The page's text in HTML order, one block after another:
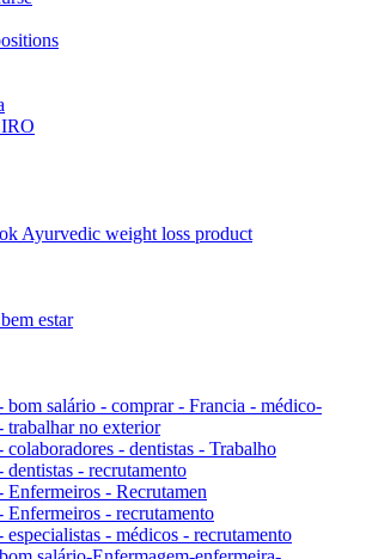
Ayurvedic weight loss product
estar
bom salário - comprar - Francia - médico-
trabalhar no exterior
colaboradores - dentistas - Trabalho
dentistas - recrutamento
Enfermeiros - Recrutamen
Enfermeiros - recrutamento
especialistas - médicos - recrutamento